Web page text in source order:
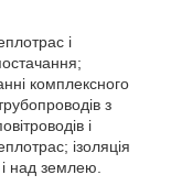
і
комплексного
з
і
ізоляція
над землею.